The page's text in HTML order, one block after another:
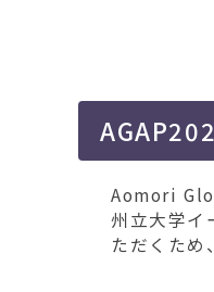
Aomori
州立大学イ
ただくため